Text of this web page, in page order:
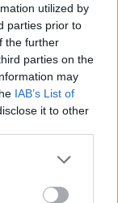
utilized by
parties prior to
the further
parties on the
may
IAB’s List of
it to other